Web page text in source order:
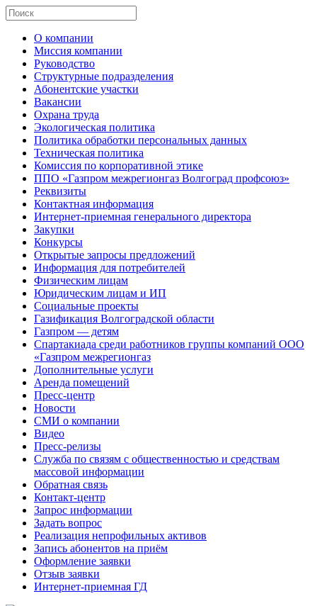
О компании
Миссия компании
Руководство
Структурные подразделения
Абонентские участки
Вакансии
Охрана труда
Экологическая политика
Политика обработки персональных данных
Техническая политика
Комиссия по корпоративной этике
ППО «Газпром межрегионгаз Волгоград профсоюз»
Реквизиты
Контактная информация
Интернет-приемная генерального директора
Закупки
Конкурсы
Открытые запросы предложений
Информация для потребителей
Физическим лицам
Юридическим лицам и ИП
Социальные проекты
Газификация Волгоградской области
Газпром — детям
Спартакиада среди работников группы компаний ООО
«Газпром межрегионгаз
Дополнительные услуги
Аренда помещений
Пресс-центр
Новости
СМИ о компании
Видео
Пресс-релизы
Служба по связям с общественностью и средствам
массовой информации
Обратная связь
Контакт-центр
Запрос информации
Задать вопрос
Реализация непрофильных активов
Запись абонентов на приём
Оформление заявки
Отзыв заявки
Интернет-приемная ГД